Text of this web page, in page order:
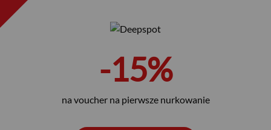
-15%
na voucher na pierwsze nurkowanie